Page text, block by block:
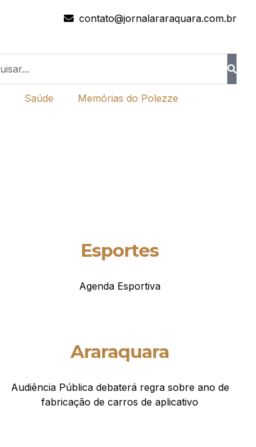
contato@jornalararaquara.com.br
Saúde Memórias do Polezze
Esportes
Agenda Esportiva
Araraquara
Audiência Pública debaterá regra sobre ano de
fabricação de carros de aplicativo